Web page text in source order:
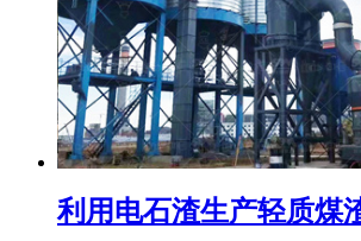
利用电石渣生产轻质煤